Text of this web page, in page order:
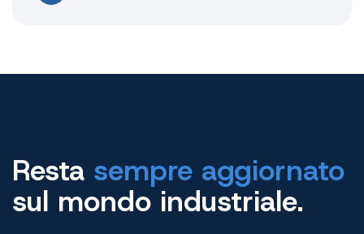
Resta sempre aggiornato
sul mondo industriale.